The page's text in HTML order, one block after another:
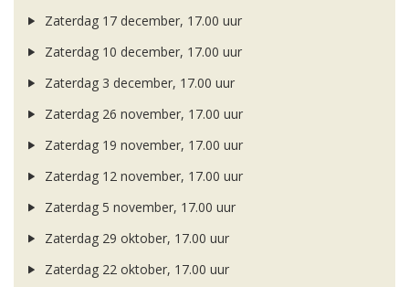
Zaterdag 17 december, 17.00 uur
Zaterdag 10 december, 17.00 uur
Zaterdag 3 december, 17.00 uur
Zaterdag 26 november, 17.00 uur
Zaterdag 19 november, 17.00 uur
Zaterdag 12 november, 17.00 uur
Zaterdag 5 november, 17.00 uur
Zaterdag 29 oktober, 17.00 uur
Zaterdag 22 oktober, 17.00 uur